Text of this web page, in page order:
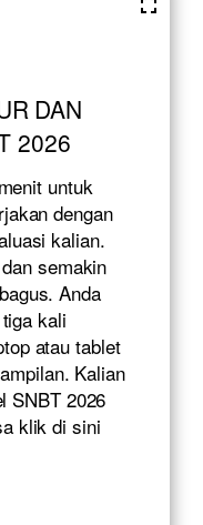
DAN
2026
untuk
dengan
kalian.
semakin
Anda
kali
atau tablet
Kalian
SNBT 2026
klikdi sini